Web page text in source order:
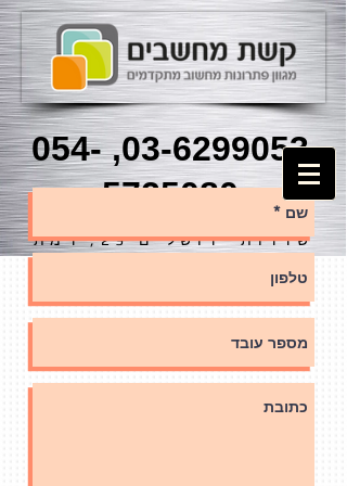
03-6299053
,
054-
5725080
שדרות ירושלים 29, רמת